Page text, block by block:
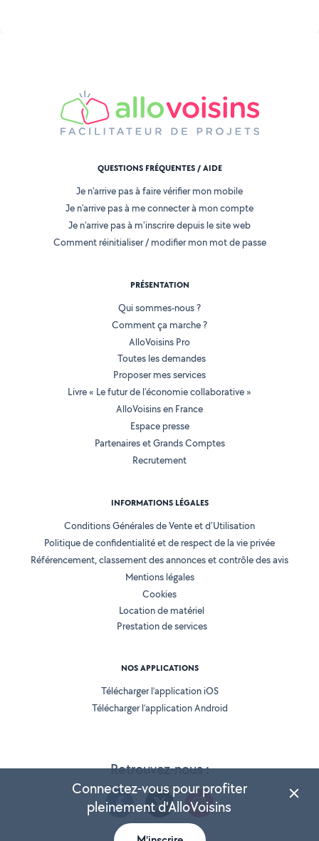
Retrouvez-nous :
QUESTIONS FRÉQUENTES / AIDE
Je n'arrive pas à faire vérifier mon mobile
Je n'arrive pas à me connecter à mon compte
Je n'arrive pas à m'inscrire depuis le site web
Comment réinitialiser / modifier mon mot de passe
PRÉSENTATION
Qui sommes-nous ?
Comment ça marche ?
AlloVoisins Pro
Toutes les demandes
Proposer mes services
Livre « Le futur de l'économie collaborative »
AlloVoisins en France
Espace presse
Partenaires et Grands Comptes
Recrutement
INFORMATIONS LÉGALES
Conditions Générales de Vente et d'Utilisation
Politique de confidentialité et de respect de la vie privée
Référencement, classement des annonces et contrôle des avis
Mentions légales
Cookies
Location de matériel
Prestation de services
NOS APPLICATIONS
Télécharger l’application iOS
Télécharger l’application Android
Connectez-vous pour profiter
pleinement d'AlloVoisins